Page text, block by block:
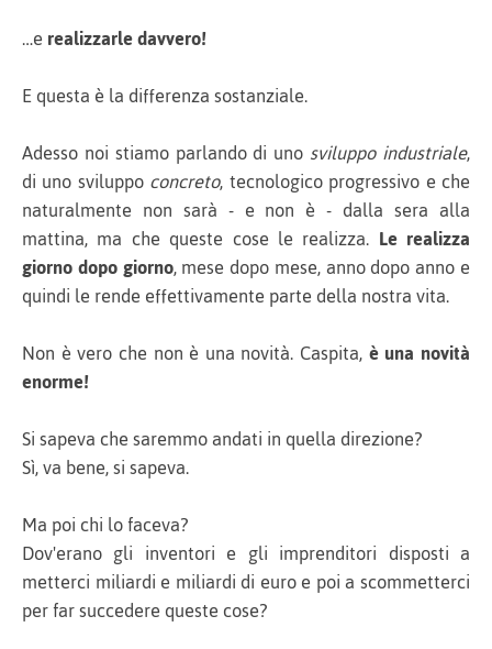
…erealizzarle davvero!
E questa è la differenza sostanziale.
Adesso noi stiamo parlando di uno sviluppo industriale,
di uno sviluppoconcreto, tecnologico progressivo e che
naturalmente non sarà - e non è - dalla sera alla
mattina, ma che queste cose le realizza. Le realizza
giorno dopo giorno, mese dopo mese, anno dopo anno e
quindi le rende effettivamente parte della nostra vita.
Non è vero che non è una novità. Caspita,è una novità
enorme!
Si sapeva che saremmo andati in quella direzione?
Sì, va bene, si sapeva.
Ma poi chi lo faceva?
Dov'erano gli inventori e gli imprenditori disposti a
metterci miliardi e miliardi di euro e poi a scommetterci
per far succedere queste cose?